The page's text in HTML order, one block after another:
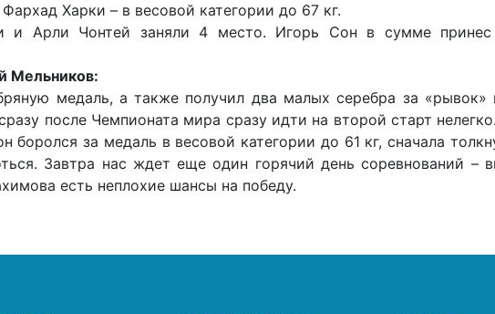
Харки – в весовой категории до 67 кг.
и Арли Чонтей заняли 4 место. Игорь Сон в сумме принес
Мельников:
медаль, а также получил два малых серебра за
после Чемпионата мира сразу идти на второй старт
боролся за медаль в весовой категории до 61 кг, сначала
Завтра нас ждет еще один горячий день соревнований –
есть неплохие шансы на победу.